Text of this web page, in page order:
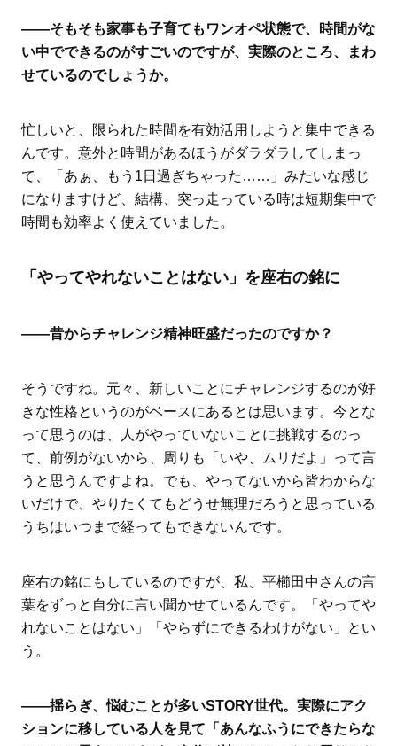
――そもそも家事も子育てもワンオペ状態で、時間がな
い中でできるのがすごいのですが、実際のところ、まわ
せているのでしょうか。
忙しいと、限られた時間を有効活用しようと集中できる
んです。意外と時間があるほうがダラダラしてしまっ
て、「あぁ、もう1日過ぎちゃった……」みたいな感じ
になりますけど、結構、突っ走っている時は短期集中で
時間も効率よく使えていました。
「やってやれないことはない」を座右の銘に
――昔からチャレンジ精神旺盛だったのですか？
そうですね。元々、新しいことにチャレンジするのが好
きな性格というのがベースにあるとは思います。今とな
って思うのは、人がやっていないことに挑戦するのっ
て、前例がないから、周りも「いや、ムリだよ」って言
うと思うんですよね。でも、やってないから皆わからな
いだけで、やりたくてもどうせ無理だろうと思っている
うちはいつまで経ってもできないんです。
座右の銘にもしているのですが、私、平櫛田中さんの言
葉をずっと自分に言い聞かせているんです。「やってや
れないことはない」「やらずにできるわけがない」とい
う。
――揺らぎ、悩むことが多いSTORY世代。実際にアク
ションに移している人を見て「あんなふうにできたらな